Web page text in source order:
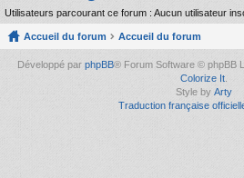
Utilisateurs parcourant ce forum : Aucun utilisateur
Accueil du forum Accueil du forum
Développé par phpBB® Forum Software © phpBB
Colorize It.
Style by Arty
Traduction française